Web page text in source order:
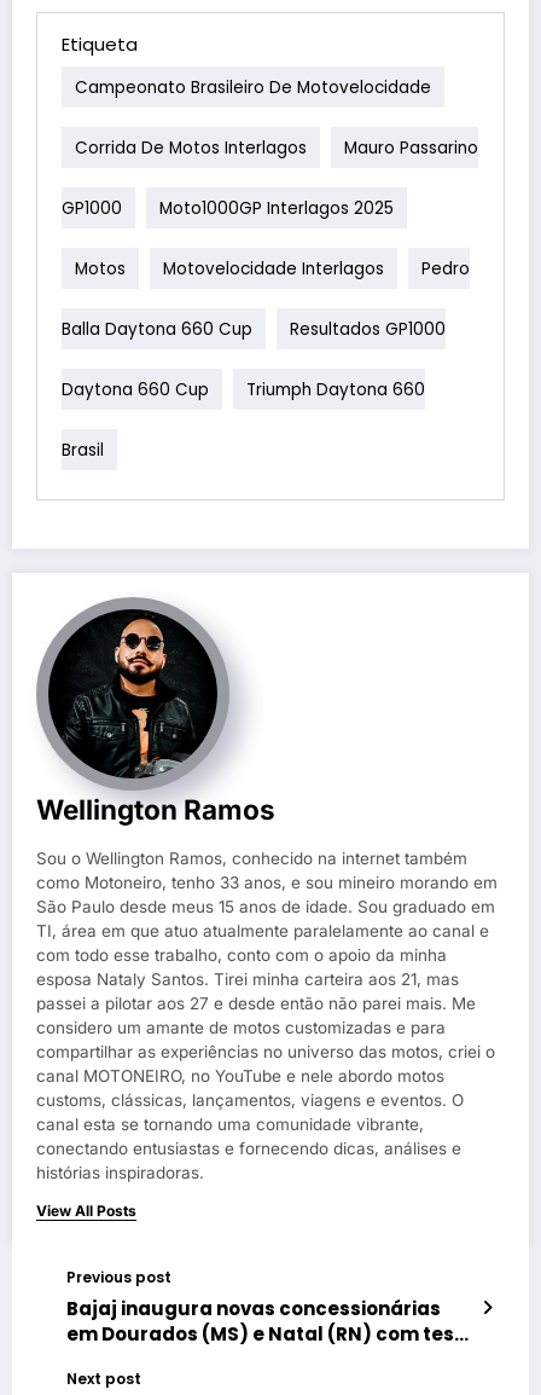
Etiqueta
Campeonato Brasileiro De Motovelocidade
Corrida De Motos Interlagos Mauro Passarino
GP1000 Moto1000GP Interlagos 2025
Motos Motovelocidade Interlagos Pedro
Balla Daytona 660 Cup Resultados GP1000
Daytona 660 Cup Triumph Daytona 660
Brasil
Wellington Ramos
Sou o Wellington Ramos, conhecido na internet também
como Motoneiro, tenho 33 anos, e sou mineiro morando em
São Paulo desde meus 15 anos de idade. Sou graduado em
TI, área em que atuo atualmente paralelamente ao canal e
com todo esse trabalho, conto com o apoio da minha
esposa Nataly Santos. Tirei minha carteira aos 21, mas
passei a pilotar aos 27 e desde então não parei mais. Me
considero um amante de motos customizadas e para
compartilhar as experiências no universo das motos, criei o
canal MOTONEIRO, no YouTube e nele abordo motos
customs, clássicas, lançamentos, viagens e eventos. O
canal esta se tornando uma comunidade vibrante,
conectando entusiastas e fornecendo dicas, análises e
histórias inspiradoras.
View All Posts
Previous post
Bajaj inaugura novas concessionárias
em Dourados (MS) e Natal (RN) com test
Next post